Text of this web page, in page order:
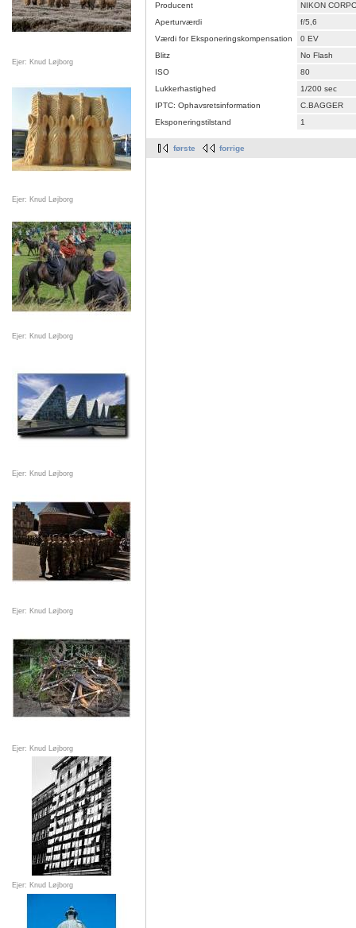
Ejer: Knud Løjborg
Ejer: Knud Løjborg
Ejer: Knud Løjborg
Ejer: Knud Løjborg
Ejer: Knud Løjborg
Ejer: Knud Løjborg
Ejer: Knud Løjborg
Producent
NIKON
Aperturværdi
f/5,6
Værdi for Eksponeringskompensation
0 EV
Blitz
No Flash
ISO
80
Lukkerhastighed
1/200 sec
IPTC: Ophavsretsinformation
C.BAGGER
Eksponeringstilstand
1
første forrige